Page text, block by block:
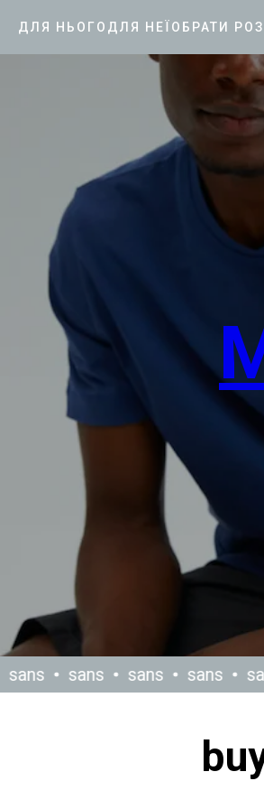
ДЛЯ НЬОГО ДЛЯ НЕЇ ОБРАТИ
ВІВТОРОК І П’ЯТНИЦЯ [при
sans sans sans sans